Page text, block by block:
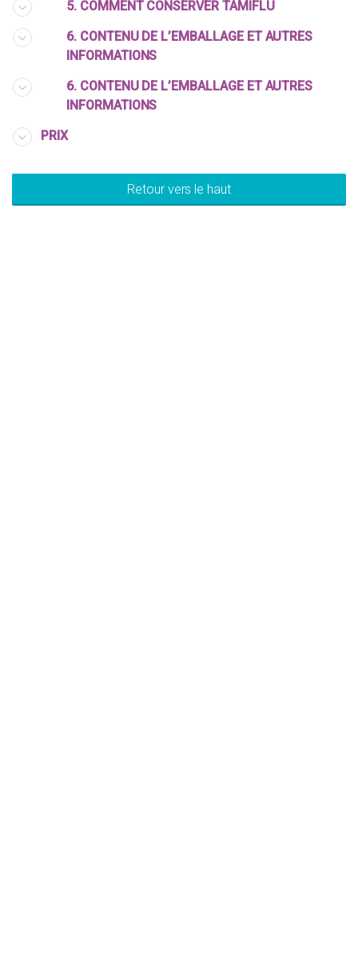
5. COMMENT CONSERVER TAMIFLU
6. CONTENU DE L’EMBALLAGE ET AUTRES
INFORMATIONS
6. CONTENU DE L’EMBALLAGE ET AUTRES
INFORMATIONS
PRIX
Retour vers le haut